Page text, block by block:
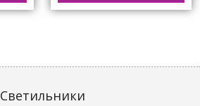
Светильники